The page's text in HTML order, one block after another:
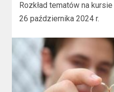
Rozkład tematów na
26 października 2024 r.